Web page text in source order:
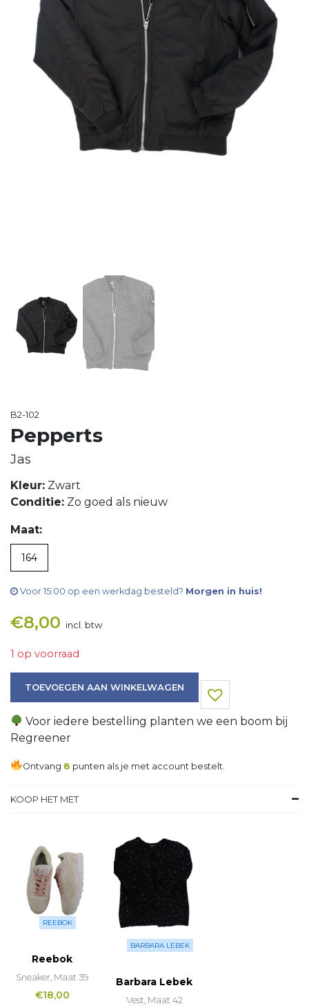
B2-102
Pepperts
Jas
Kleur: Zwart
Conditie: Zo goed als nieuw
Maat:
164
Voor 15:00 op een werkdag besteld? Morgen in huis!
€8,00 incl. btw
1 op voorraad
TOEVOEGEN AAN WINKELWAGEN
Voor iedere bestelling planten we een boom bij
Regreener
Ontvang 8 punten als je met account bestelt.
KOOP HET MET
REEBOK
Reebok
Sneaker, Maat 39
€18,00
BARBARA LEBEK
Barbara Lebek
Vest, Maat 42